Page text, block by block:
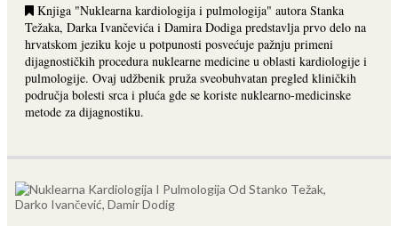
Knjiga "Nuklearna kardiologija i pulmologija" autora Stanka
Težaka, Darka Ivančevića i Damira Dodiga predstavlja prvo delo na
hrvatskom jeziku koje u potpunosti posvećuje pažnju primeni
dijagnostičkih procedura nuklearne medicine u oblasti kardiologije i
pulmologije. Ovaj udžbenik pruža sveobuhvatan pregled kliničkih
područja bolesti srca i pluća gde se koriste nuklearno-medicinske
metode za dijagnostiku.